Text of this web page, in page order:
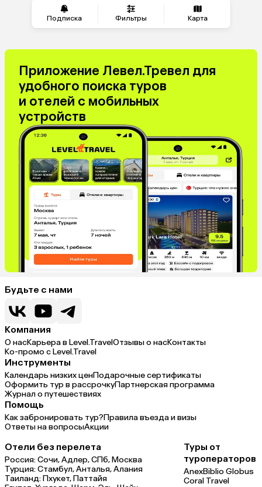
Подписка Фильтры Карта
Приложение Левел.Тревел для
удобного поиска туров
и отелей с мобильных
устройств
Будьте с нами
Компания
О насКарьера в Level.TravelОтзывы о насКонтакты
Ко-промо с Level.Travel
Инструменты
Календарь низких ценПодарочные сертификаты
Оформить тур в рассрочкуПартнерская программа
Журнал о путешествиях
Помощь
Как забронировать тур?Правила въезда и визы
Ответы на вопросыАкции
Отели без перелета
Россия:Сочи,Адлер,СПб,Москва
Турция:Стамбул,Анталья,Алания
Таиланд:Пхукет,Паттайя
Туры от
туроператоров
AnexBiblio Globus
Coral Travel